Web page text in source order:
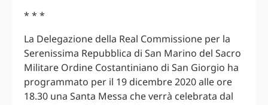
* * *
La Delegazione della Real Commissione per la
Serenissima Repubblica di San Marino del Sacro
Militare Ordine Costantiniano di San Giorgio ha
programmato per il 19 dicembre 2020 alle ore
18.30 una Santa Messa che verrà celebrata dal